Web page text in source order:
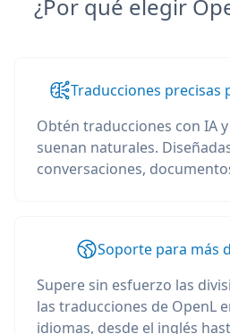
¿Por qué elegir
Traducciones precisas
Obtén traducciones con IA
suenan naturales.
conversaciones,
Soporte para más
Supere sin esfuerzo las
las traducciones de OpenL
idiomas, desde el inglés